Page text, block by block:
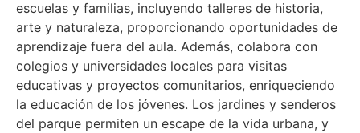
escuelas y familias, incluyendo talleres de historia,
arte y naturaleza, proporcionando oportunidades de
aprendizaje fuera del aula. Además, colabora con
colegios y universidades locales para visitas
educativas y proyectos comunitarios, enriqueciendo
la educación de los jóvenes. Los jardines y senderos
del parque permiten un escape de la vida urbana, y